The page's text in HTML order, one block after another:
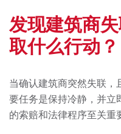
发现建筑商
取什么行动？
当确认建筑商突然失联，
要任务是保持冷静，并立
的索赔和法律程序至关重